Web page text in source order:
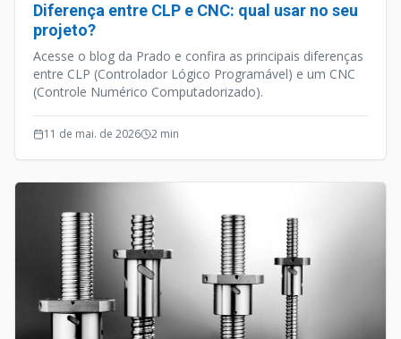
Diferença entre CLP e CNC: qual usar no seu
projeto?
Acesse o blog da Prado e confira as principais diferenças
entre CLP (Controlador Lógico Programável) e um CNC
(Controle Numérico Computadorizado).
11 de mai. de 2026 2 min